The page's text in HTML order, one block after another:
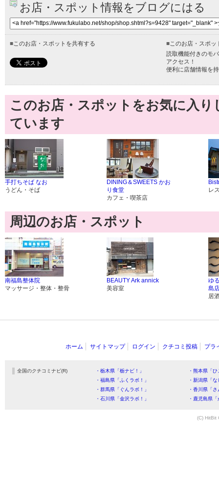
お店・スポット情報をブログにはる
■ このお店・スポットを共有する ■ このお店・スポ
読取機能付きのモ
アクセス！
便利に店舗情報を
このお店・スポットをお気に入
ています
手打ちそば なお
うどん・そば
DINING＆SWEETS かお
り食堂
カフェ・喫茶店
レ
周辺のお店・スポット
南福島整体院
マッサージ・整体・整骨
BEAUTY Ark annick
美容室
ゆ
島
居
ホーム サイトマップ ログイン クチコミ投稿 プラ
全国のクチコミナビ(R) ・栃木県「栃ナビ！」
・熊本県「
・福島県「ふくラボ！」
・新潟県「
・群馬県「ぐんラボ！」
・香川県「
・石川県「金沢ラボ！」
・鹿児島県
(C) HitBit